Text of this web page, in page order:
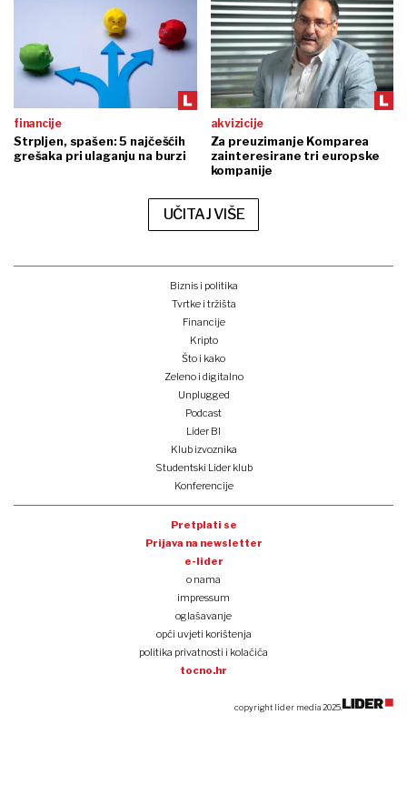
financije
Strpljen, spašen: 5 najčešćih
grešaka pri ulaganju na burzi
akvizicije
Za preuzimanje Komparea
zainteresirane tri europske
kompanije
UČITAJ VIŠE
Biznis i politika
Tvrtke i tržišta
Financije
Kripto
Što i kako
Zeleno i digitalno
Unplugged
Podcast
Lider BI
Klub izvoznika
Studentski Lider klub
Konferencije
Pretplati se
Prijava na newsletter
e-lider
o nama
impressum
oglašavanje
opći uvjeti korištenja
politika privatnosti i kolačića
tocno.hr
copyright lider media 2025.